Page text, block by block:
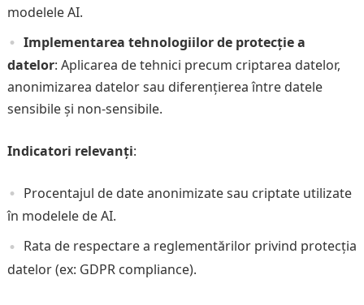
modelele AI.
Implementarea tehnologiilor de protecție a
datelor: Aplicarea de tehnici precum criptarea datelor,
anonimizarea datelor sau diferențierea între datele
sensibile și non-sensibile.
Indicatori relevanți:
Procentajul de date anonimizate sau criptate utilizate
în modelele de AI.
Rata de respectare a reglementărilor privind protecția
datelor (ex: GDPR compliance).